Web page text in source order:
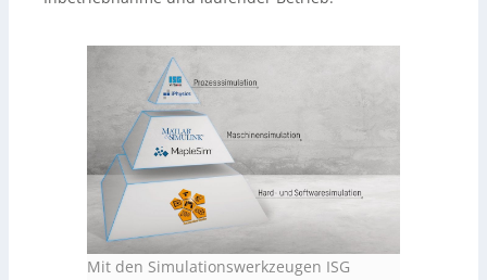
Mit den Simulationswerkzeugen ISG